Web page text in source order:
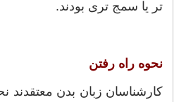
تر یا سمج تری بودند.
نحوه راه رفتن
کارشناسان زبان بدن